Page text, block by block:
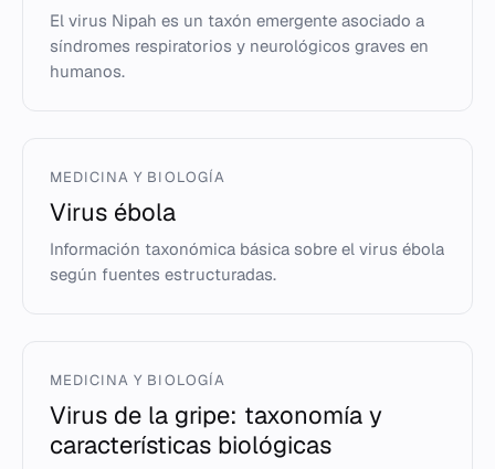
El virus Nipah es un taxón emergente asociado a
síndromes respiratorios y neurológicos graves en
humanos.
MEDICINA Y BIOLOGÍA
Virus ébola
Información taxonómica básica sobre el virus ébola
según fuentes estructuradas.
MEDICINA Y BIOLOGÍA
Virus de la gripe: taxonomía y
características biológicas